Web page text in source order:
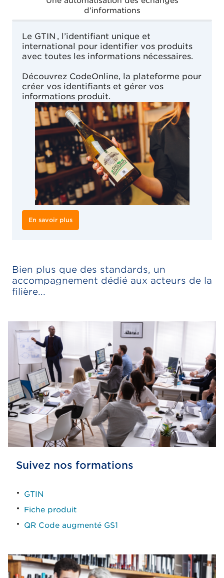
d’informations
Le GTIN , l’identifiant unique et
international pour identifier vos produits
avec toutes les informations nécessaires.
Découvrez CodeOnline, la plateforme pour
créer vos identifiants et gérer vos
informations produit.
En savoir plus
Bien plus que des standards, un
accompagnement dédié aux acteurs de la
filière...
Suivez nos formations
GTIN​
Fiche produit
QR Code augmenté GS1